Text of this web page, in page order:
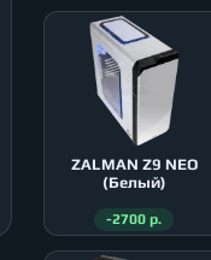
ZALMAN Z9 NEO
(Белый)
-2700 р.